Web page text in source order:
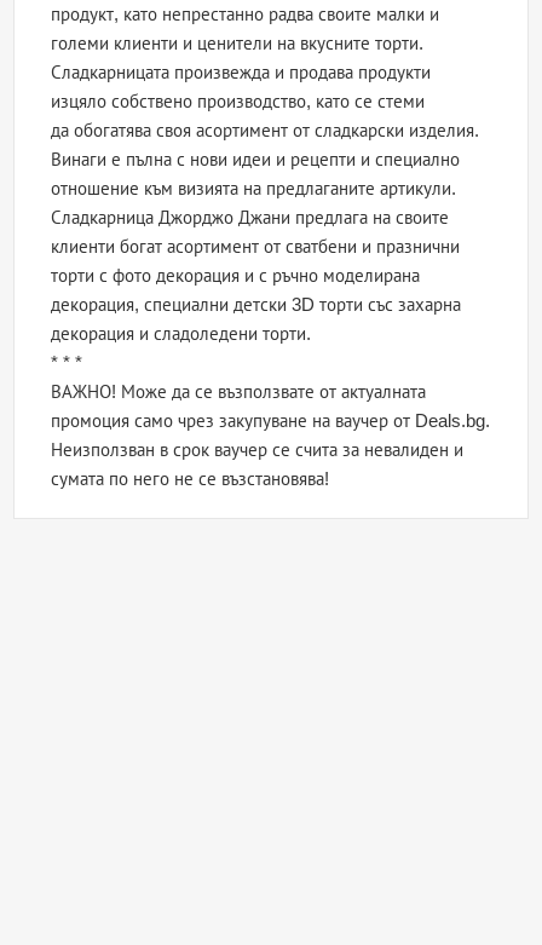
продукт, като непрестанно радва своите малки и
големи клиенти и ценители на вкусните торти.
Сладкарницата произвежда и продава продукти
изцяло собствено производство, като се стеми
да обогатява своя асортимент от сладкарски изделия.
Винаги е пълна с нови идеи и рецепти и специално
отношение към визията на предлаганите артикули.
Сладкарница Джорджо Джани предлага на своите
клиенти богат асортимент от сватбени и празнични
торти с фото декорация и с ръчно моделирана
декорация, специални детски 3D торти със захарна
декорация и сладоледени торти.
* * *
ВАЖНО! Може да се възползвате от актуалната
промоция само чрез закупуване на ваучер от Deals.bg.
Неизползван в срок ваучер се счита за невалиден и
сумата по него не се възстановява!